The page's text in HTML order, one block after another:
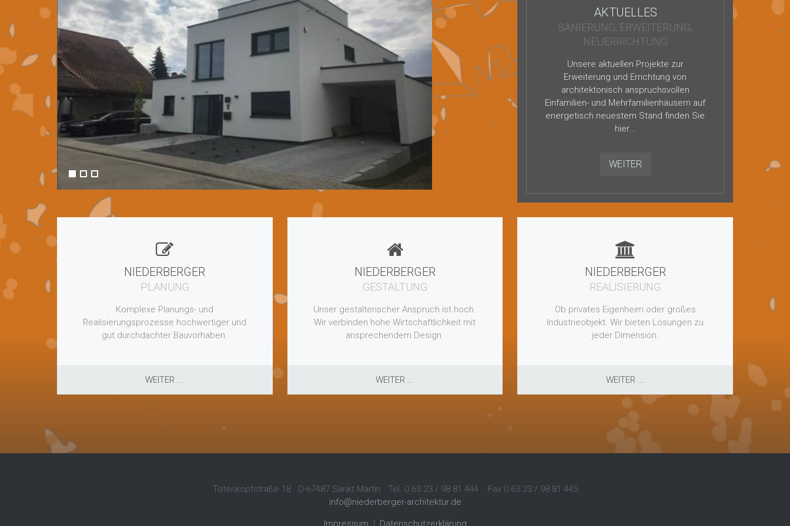
AKTUELLES
SANIERUNG, ERWEITERUNG,
NEUERRICHTUNG
Unsere aktuellen Projekte zur
Erweiterung und Errichtung von
architektonisch anspruchsvollen
Einfamilien- und Mehrfamilienhäusern auf
energetisch neuestem Stand finden Sie
hier...
WEITER
NIEDERBERGER
PLANUNG
Komplexe Planungs- und
Realisierungsprozesse hochwertiger und
gut durchdachter Bauvorhaben.
WEITER ...
NIEDERBERGER
GESTALTUNG
Unser gestalterischer Anspruch ist hoch.
Wir verbinden hohe Wirtschaftlichkeit mit
ansprechendem Design.
WEITER ...
NIEDERBERGER
REALISIERUNG
Ob privates Eigenheim oder großes
Industrieobjekt. Wir bieten Lösungen zu
jeder Dimension.
WEITER ...
Totenkopfstraße 18 · D-67487 Sankt Martin · Tel. 0 63 23 / 98 81 444 · Fax 0 63 23 / 98 81 445
info@niederberger-architektur.de
Impressum | Datenschutzerklärung